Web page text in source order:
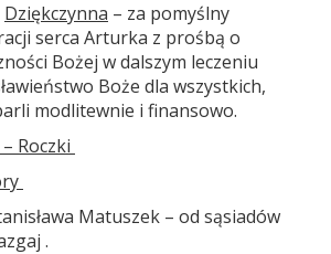
Dziękczynna – za pomyślny
serca Arturka z prośbą o
Bożej w dalszym leczeniu
Boże dla wszystkich,
modlitewnie i finansowo.
Roczki
Matuszek – od sąsiadów
.